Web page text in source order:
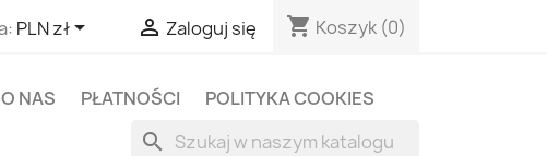
PLN zł  Zaloguj się shopping_cart Koszyk (0)
O NAS PŁATNOŚCI POLITYKA COOKIES
search